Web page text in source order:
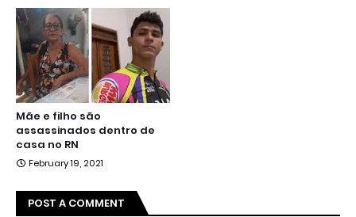
Mãe e filho são
assassinados dentro de
casa no RN
February 19, 2021
POST A COMMENT